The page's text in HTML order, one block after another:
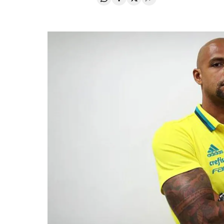
Compartir en Whatsapp
Compartir en Facebook
Compartir en Twitter
Desplegar Redes